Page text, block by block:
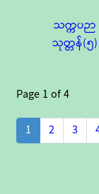
သက္ကပဉာ
သုတ္တန်(၅)
Page1 of4
1
2 3